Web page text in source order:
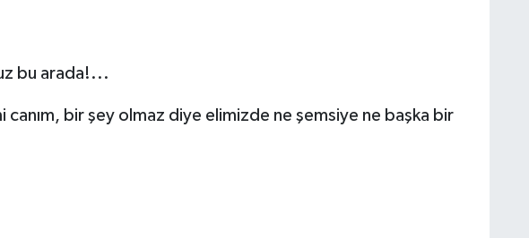
bu arada!...
canım, bir şey olmaz diye elimizde ne şemsiye ne başka bir